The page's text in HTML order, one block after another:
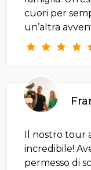
cuori per
un’altra
Il nostro tour
incredibile!
permesso di